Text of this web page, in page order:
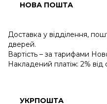
НОВА ПОШТА
Доставка у відділення,
дверей.
Вартість – за тарифами
Накладений платіж: 2% від
УКРПОШТА